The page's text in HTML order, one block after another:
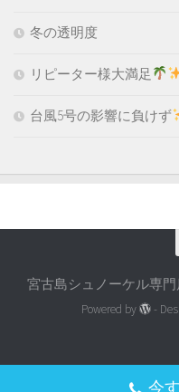
冬の透明度
リピーター様大満足
台風5号の影響に負けず
宮古島シュノーケル専門
Powered by -
今